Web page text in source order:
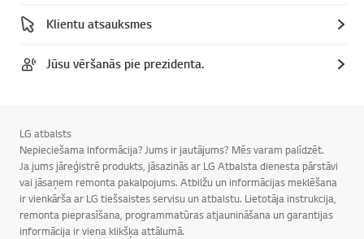
Klientu atsauksmes
Jūsu vēršanās pie prezidenta.
LG atbalsts
Nepieciešama informācija? Jums ir jautājums? Mēs varam palīdzēt.
Ja jums jāreģistrē produkts, jāsazinās ar LG Atbalsta dienesta pārstāvi
vai jāsaņem remonta pakalpojums. Atbilžu un informācijas meklēšana
ir vienkārša ar LG tiešsaistes servisu un atbalstu. Lietotāja instrukcija,
remonta pieprasīšana, programmatūras atjaunināšana un garantijas
informācija ir viena klikšķa attālumā.